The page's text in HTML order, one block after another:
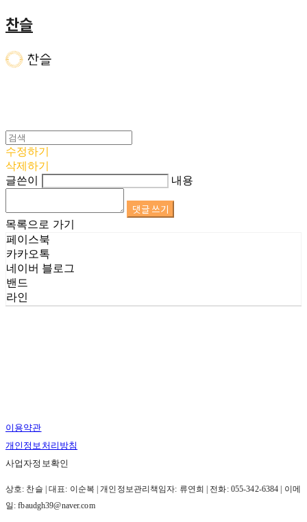
찬슬
수정하기
삭제하기
글쓴이
내용
댓글 쓰기
목록으로 가기
페이스북
카카오톡
네이버 블로그
밴드
라인
이용약관
개인정보처리방침
사업자정보확인
상호: 찬슬 | 대표: 이순복 | 개인정보관리책임자: 류연희 | 전화: 055-342-6384 | 이메
일: fbaudgh39@naver.com